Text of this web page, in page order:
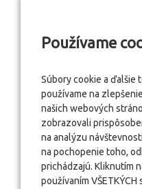
Používame
Súbory cookie a ďalšie
používame na
našich webových
zobrazovali
na analýzu
na pochopenie toho,
prichádzajú. Kliknutím
používaním